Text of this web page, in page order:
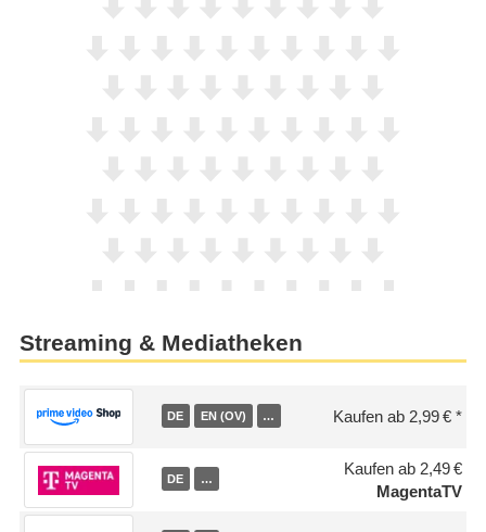
Streaming & Mediatheken
DE EN (OV) … Kaufen ab 2,99 €
DE …
Kaufen ab 2,49 €
MagentaTV